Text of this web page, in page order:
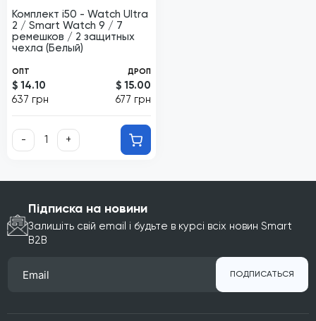
Комплект i50 - Watch Ultra
2 / Smart Watch 9 / 7
ремешков / 2 защитных
чехла (Белый)
ОПТ
$ 14.10
637 грн
ДРОП
$ 15.00
677 грн
- +
Підписка на новини
Залишіть свій email і будьте в курсі всіх новин Smart
B2B
ПОДПИСАТЬСЯ